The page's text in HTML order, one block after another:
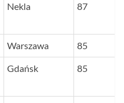
Nekla 87
Warszawa 85
Gdańsk 85